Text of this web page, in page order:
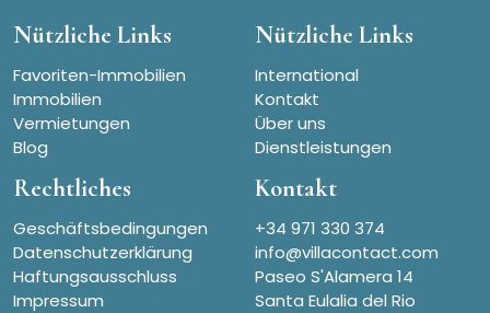
Nützliche Links
Favoriten-Immobilien
Immobilien
Vermietungen
Blog
Nützliche Links
International
Kontakt
Über uns
Dienstleistungen
Rechtliches
Geschäftsbedingungen
Datenschutzerklärung
Haftungsausschluss
Impressum
Kontakt
+34 971 330 374
info@villacontact.com
Paseo S'Alamera 14
Santa Eulalia del Rio